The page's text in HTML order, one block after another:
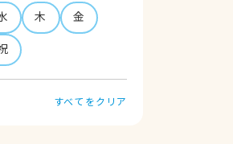
木
金
すべてをクリア